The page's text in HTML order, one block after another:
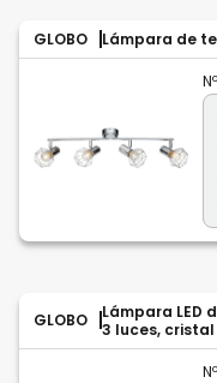
GLOBO Lámpara de
GLOBO
Lámpara LED
3 luces, cristal